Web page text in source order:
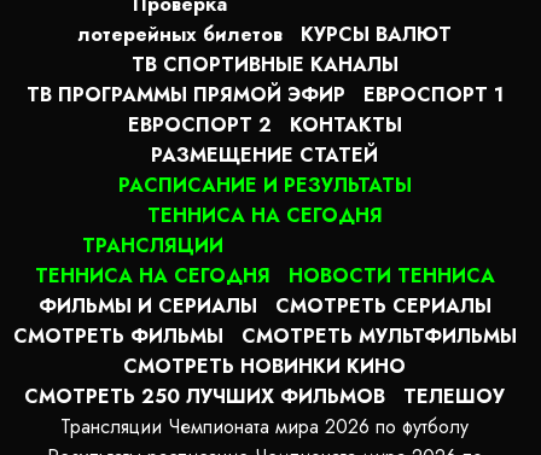
лотерейных билетов
КУРСЫ ВАЛЮТ
ТВ СПОРТИВНЫЕ КАНАЛЫ
ТВ ПРОГРАММЫ ПРЯМОЙ ЭФИР
ЕВРОСПОРТ 1
ЕВРОСПОРТ 2
КОНТАКТЫ
РАЗМЕЩЕНИЕ СТАТЕЙ
РАСПИСАНИЕ И РЕЗУЛЬТАТЫ
ТЕННИСА НА СЕГОДНЯ
ТРАНСЛЯЦИИ
ТЕННИСА НА СЕГОДНЯ
НОВОСТИ ТЕННИСА
ФИЛЬМЫ И СЕРИАЛЫ
СМОТРЕТЬ СЕРИАЛЫ
СМОТРЕТЬ ФИЛЬМЫ
СМОТРЕТЬ МУЛЬТФИЛЬМЫ
СМОТРЕТЬ НОВИНКИ КИНО
СМОТРЕТЬ 250 ЛУЧШИХ ФИЛЬМОВ
ТЕЛЕШОУ
Трансляции Чемпионата мира 2026 по футболу